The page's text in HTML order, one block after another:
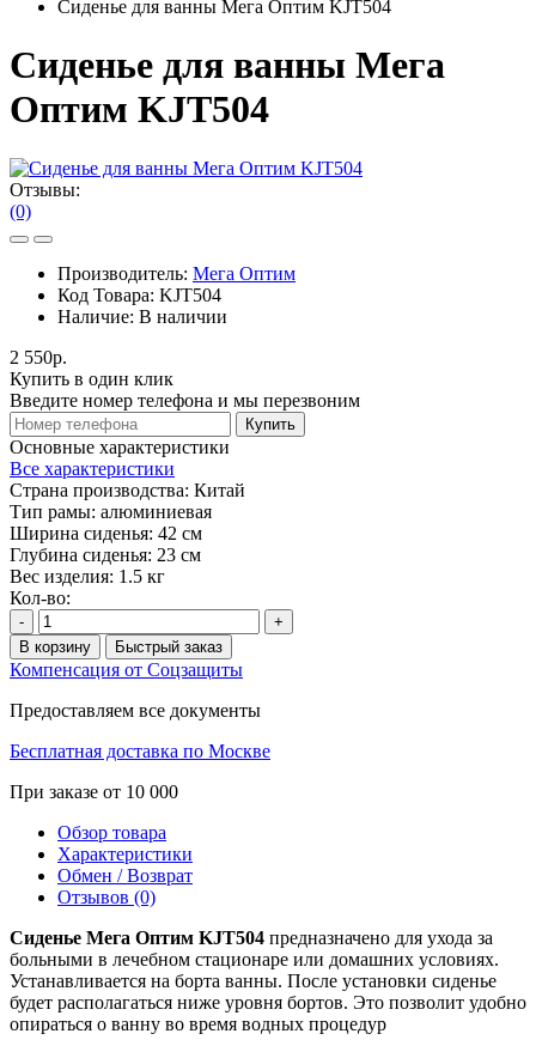
Сиденье для ванны Мега Оптим KJT504
Сиденье для ванны Мега
Оптим KJT504
Отзывы:
(0)
Производитель: Мега Оптим
Код Товара: KJT504
Наличие: В наличии
2 550р.
Купить в один клик
Введите номер телефона и мы перезвоним
Купить
Основные характеристики
Все характеристики
Страна производства: Китай
Тип рамы: алюминиевая
Ширина сиденья: 42 см
Глубина сиденья: 23 см
Вес изделия: 1.5 кг
Кол-во:
-
+
В корзину
Быстрый заказ
Компенсация от Соцзащиты
Предоставляем все документы
Бесплатная доставка по Москве
При заказе от 10 000
Обзор товара
Характеристики
Обмен / Возврат
Отзывов (0)
Сиденье Мега Оптим KJT504 предназначено для ухода за
больными в лечебном стационаре или домашних условиях.
Устанавливается на борта ванны. После установки сиденье
будет располагаться ниже уровня бортов. Это позволит удобно
опираться о ванну во время водных процедур